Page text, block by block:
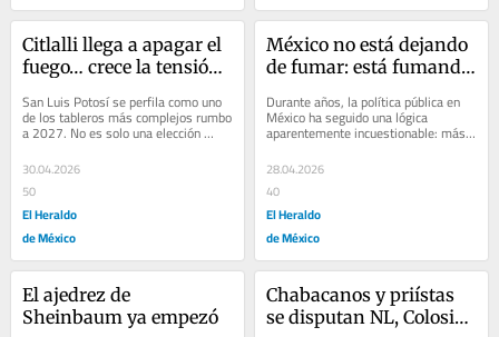
Citlalli llega a apagar el
fuego… crece la tensión
San Luis Potosí se perfila como uno
de los tableros más complejos rumbo
a 2027. No es solo una elección
30.04.2026
50
El Heraldo
de México
México no está dejando
de fumar: está fumando
Durante años, la política pública en
México ha seguido una lógica
aparentemente incuestionable: más
impuestos, más restricciones, más...
28.04.2026
40
El Heraldo
de México
El ajedrez de
Sheinbaum ya empezó
Chabacanos y priístas
se disputan NL, Colosio